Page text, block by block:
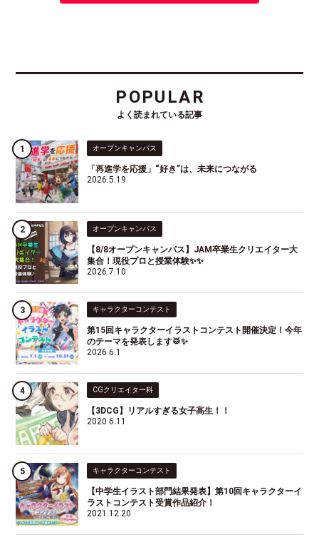
POPULAR
よく読まれている記事
オープンキャンパス
「再進学を応援」“好き”は、未来につながる
2026.5.19
オープンキャンパス
【8/8オープンキャンパス】JAM卒業生クリエイター大
集合！現役プロと授業体験✨✨
2026.7.10
キャラクターコンテスト
第15回キャラクターイラストコンテスト開催決定！今年
のテーマを発表します🥁✨
2026.6.1
CGクリエイター科
【3DCG】リアルすぎる女子高生！！
2020.6.11
キャラクターコンテスト
【中学生イラスト部門結果発表】第10回キャラクターイ
ラストコンテスト受賞作品紹介！
2021.12.20